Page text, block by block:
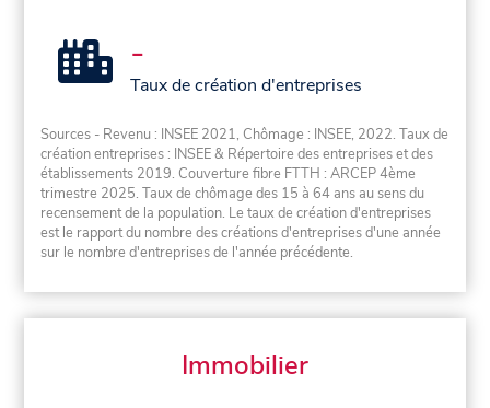
-
Taux de création d'entreprises
Sources - Revenu : INSEE 2021, Chômage : INSEE, 2022. Taux de
création entreprises : INSEE & Répertoire des entreprises et des
établissements 2019. Couverture fibre FTTH : ARCEP 4ème
trimestre 2025. Taux de chômage des 15 à 64 ans au sens du
recensement de la population. Le taux de création d'entreprises
est le rapport du nombre des créations d'entreprises d'une année
sur le nombre d'entreprises de l'année précédente.
Immobilier